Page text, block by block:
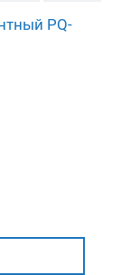
PQ-